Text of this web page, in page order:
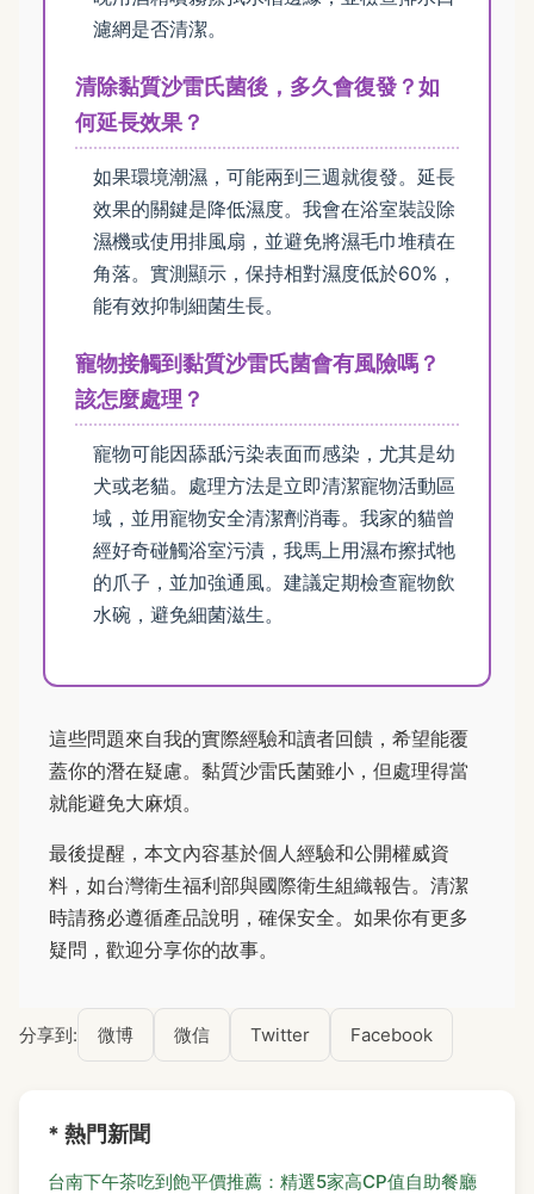
濾網是否清潔。
清除黏質沙雷氏菌後，多久會復發？如
何延長效果？
如果環境潮濕，可能兩到三週就復發。延長
效果的關鍵是降低濕度。我會在浴室裝設除
濕機或使用排風扇，並避免將濕毛巾堆積在
角落。實測顯示，保持相對濕度低於60%，
能有效抑制細菌生長。
寵物接觸到黏質沙雷氏菌會有風險嗎？
該怎麼處理？
寵物可能因舔舐污染表面而感染，尤其是幼
犬或老貓。處理方法是立即清潔寵物活動區
域，並用寵物安全清潔劑消毒。我家的貓曾
經好奇碰觸浴室污漬，我馬上用濕布擦拭牠
的爪子，並加強通風。建議定期檢查寵物飲
水碗，避免細菌滋生。
這些問題來自我的實際經驗和讀者回饋，希望能覆
蓋你的潛在疑慮。黏質沙雷氏菌雖小，但處理得當
就能避免大麻煩。
最後提醒，本文內容基於個人經驗和公開權威資
料，如台灣衛生福利部與國際衛生組織報告。清潔
時請務必遵循產品說明，確保安全。如果你有更多
疑問，歡迎分享你的故事。
分享到: 微博 微信 Twitter Facebook
* 熱門新聞
台南下午茶吃到飽平價推薦：精選5家高CP值自助餐廳